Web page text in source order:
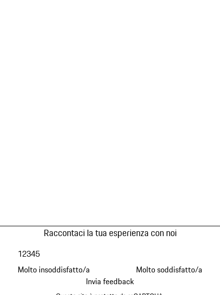
Raccontaci la tua esperienza con noi
Molto insoddisfatto/a
12345
Molto soddisfatto/a
Invia feedback